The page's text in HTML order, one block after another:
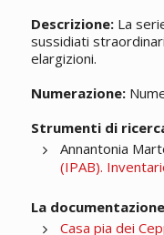
Descrizione:La
sussidiati
elargizioni.
Numerazione:
Strumenti di
Annantonia
(IPAB).
La
Casa pia dei